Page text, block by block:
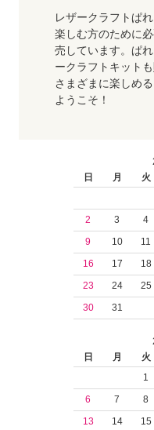
レザークラフトぱ
楽しむ方のために
売しています。ぱ
ークラフトキット
さまざまに楽しめ
ようこそ！
日
月 火
2
3 4
9
10 11
16
17 18
23
24 25
30
31
日
月 火
1
6
7 8
13
14 15